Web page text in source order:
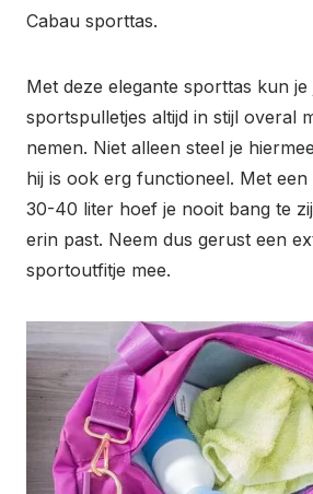
Cabau sporttas.
Met deze elegante sporttas kun
sportspulletjes altijd in stijl overal
nemen. Niet alleen steel je
hij is ook erg functioneel. Met
30-40 liter hoef je nooit bang te
erin past. Neem dus gerust een
sportoutfitje mee.